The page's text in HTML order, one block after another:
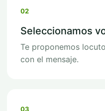
02
Seleccionamos
Te proponemos
con el mensaje.
03